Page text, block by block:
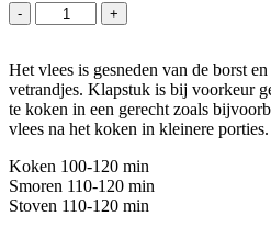
-
KLAPSTUK
quantity
+
Het vlees is gesneden van de borst
vetrandjes. Klapstuk is bij voorkeur
te koken in een gerecht zoals
vlees na het koken in kleinere porties.
Koken 100-120 min
Smoren 110-120 min
Stoven 110-120 min